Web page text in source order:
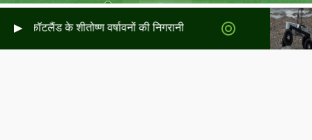
के शीतोष्ण वर्षावनों की निगरानी